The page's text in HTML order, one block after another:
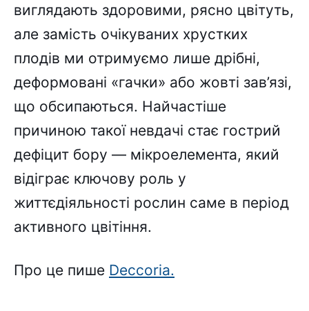
виглядають здоровими, рясно цвітуть,
але замість очікуваних хрустких
плодів ми отримуємо лише дрібні,
деформовані «гачки» або жовті зав’язі,
що обсипаються. Найчастіше
причиною такої невдачі стає гострий
дефіцит бору — мікроелемента, який
відіграє ключову роль у
життєдіяльності рослин саме в період
активного цвітіння.
Про це пише Deccoria.